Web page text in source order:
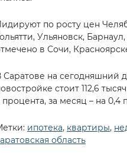
по росту цен
Ульяновск,
в Сочи,
Саратове на сегодняшний
стоит 112,6
процента, за месяц – на 0,4
ипотека, квартиры,
область